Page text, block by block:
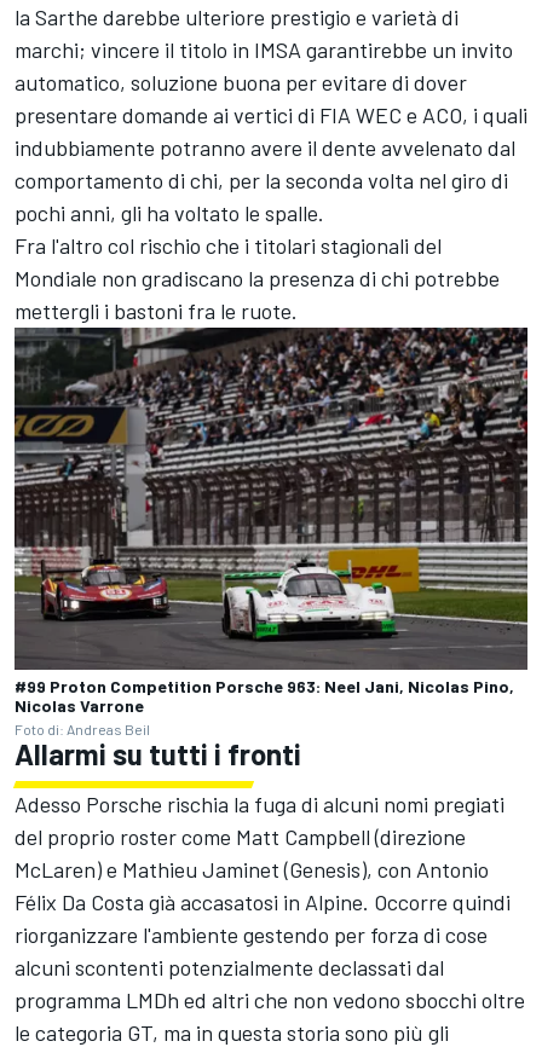
la Sarthe darebbe ulteriore prestigio e varietà di
marchi; vincere il titolo in IMSA garantirebbe un invito
automatico, soluzione buona per evitare di dover
presentare domande ai vertici di FIA WEC e ACO, i quali
indubbiamente potranno avere il dente avvelenato dal
comportamento di chi, per la seconda volta nel giro di
pochi anni, gli ha voltato le spalle.
Fra l'altro col rischio che i titolari stagionali del
Mondiale non gradiscano la presenza di chi potrebbe
mettergli i bastoni fra le ruote.
#99 Proton Competition Porsche 963: Neel Jani, Nicolas Pino,
Nicolas Varrone
Foto di: Andreas Beil
Allarmi su tutti i fronti
Adesso Porsche rischia la fuga di alcuni nomi pregiati
del proprio roster come Matt Campbell (direzione
McLaren) e Mathieu Jaminet (Genesis), con Antonio
Félix Da Costa già accasatosi in Alpine. Occorre quindi
riorganizzare l'ambiente gestendo per forza di cose
alcuni scontenti potenzialmente declassati dal
programma LMDh ed altri che non vedono sbocchi oltre
le categoria GT, ma in questa storia sono più gli